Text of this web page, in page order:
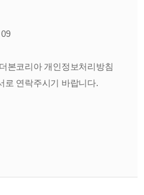
본코리아 개인정보처리방침
로 연락주시기 바랍니다.